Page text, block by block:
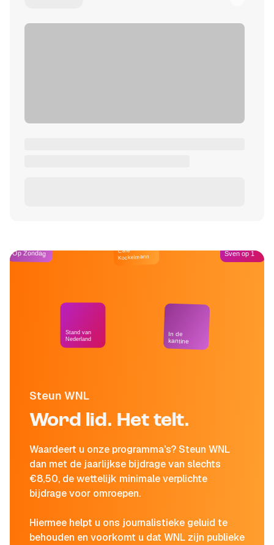
Steun WNL
Word lid. Het telt.
Waardeert u onze programma's? Steun WNL
dan met de jaarlijkse bijdrage van slechts
€8,50, de wettelijk minimale verplichte
bijdrage voor omroepen.
Hiermee helpt u ons journalistieke geluid te
behouden en voorkomt u dat WNL zijn publieke
Op Zondag
Stand van
Nederland
Café
Kockelmann
In de
kantine
Sven op 1